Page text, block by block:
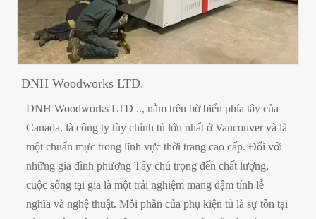
DNH Woodworks LTD.
DNH Woodworks LTD .., nằm trên bờ biển phía tây của
Canada, là công ty tùy chỉnh tủ lớn nhất ở Vancouver và là
một chuẩn mực trong lĩnh vực thời trang cao cấp. Đối với
những gia đình phương Tây chú trọng đến chất lượng,
cuộc sống tại gia là một trải nghiệm mang đậm tính lễ
nghĩa và nghệ thuật. Mỗi phần của phụ kiện tủ là sự tồn tại